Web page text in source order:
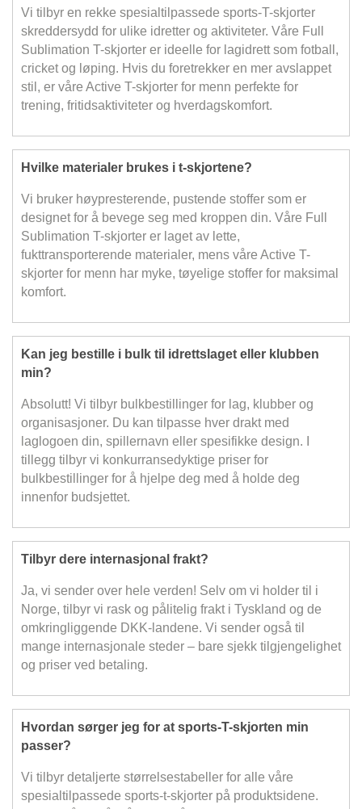
Vi tilbyr en rekke spesialtilpassede sports-T-skjorter
skreddersydd for ulike idretter og aktiviteter. Våre Full
Sublimation T-skjorter er ideelle for lagidrett som fotball,
cricket og løping. Hvis du foretrekker en mer avslappet
stil, er våre Active T-skjorter for menn perfekte for
trening, fritidsaktiviteter og hverdagskomfort.
Hvilke materialer brukes i t-skjortene?
Vi bruker høypresterende, pustende stoffer som er
designet for å bevege seg med kroppen din. Våre Full
Sublimation T-skjorter er laget av lette,
fukttransporterende materialer, mens våre Active T-
skjorter for menn har myke, tøyelige stoffer for maksimal
komfort.
Kan jeg bestille i bulk til idrettslaget eller klubben
min?
Absolutt! Vi tilbyr bulkbestillinger for lag, klubber og
organisasjoner. Du kan tilpasse hver drakt med
laglogoen din, spillernavn eller spesifikke design. I
tillegg tilbyr vi konkurransedyktige priser for
bulkbestillinger for å hjelpe deg med å holde deg
innenfor budsjettet.
Tilbyr dere internasjonal frakt?
Ja, vi sender over hele verden! Selv om vi holder til i
Norge, tilbyr vi rask og pålitelig frakt i Tyskland og de
omkringliggende DKK-landene. Vi sender også til
mange internasjonale steder – bare sjekk tilgjengelighet
og priser ved betaling.
Hvordan sørger jeg for at sports-T-skjorten min
passer?
Vi tilbyr detaljerte størrelsestabeller for alle våre
spesialtilpassede sports-t-skjorter på produktsidene.